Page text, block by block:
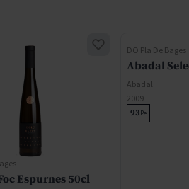
Espurnes 50cl
DO Pla De Bages
Abadal
Abadal
2009
93Pe